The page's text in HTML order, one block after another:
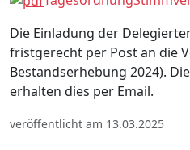
Die Einladung der
fristgerecht per Post an die
Bestandserhebung 2024).
erhalten dies per Email.
veröffentlicht am 13.03.2025